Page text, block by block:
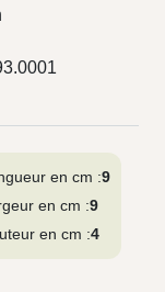
en cm :9
en cm :9
en cm :4